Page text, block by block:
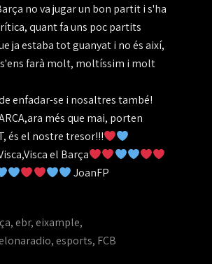
no va jugar un bon partit i s'ha
quant fa uns poc partits
ja estaba tot guanyat i no és així,
farà molt, moltíssim i molt
enfadar-se i nosaltres també!
més que mai, porten
és el nostre tresor!!!
el Barça
JoanFP
, ebr, eixample,
, esports, FCB